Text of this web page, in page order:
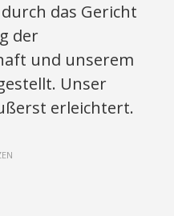
durch das Gericht
der
und unserem
Unser
erleichtert.